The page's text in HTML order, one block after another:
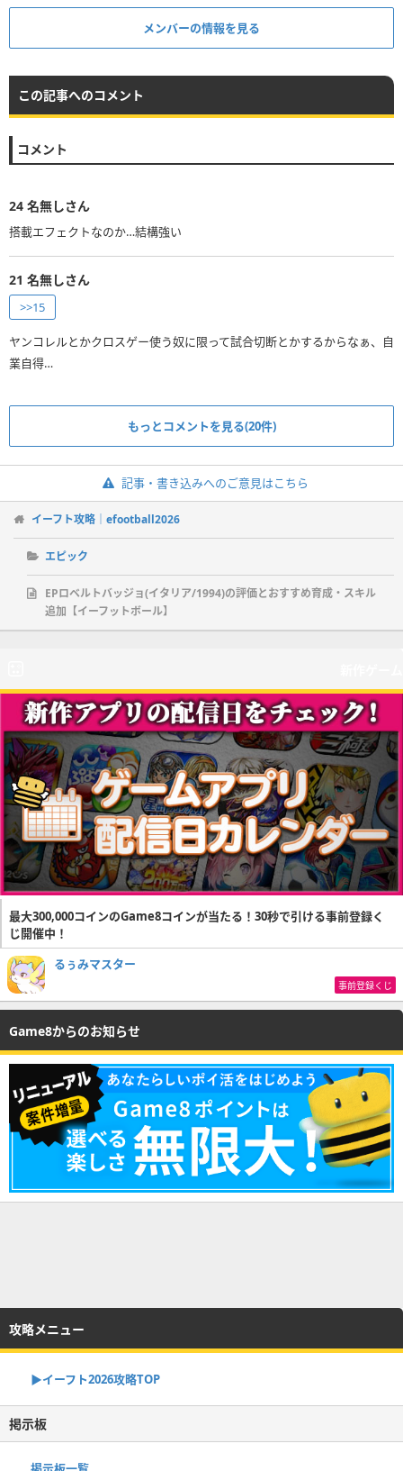
メンバーの情報を見る
この記事へのコメント
コメント
24 名無しさん
搭載エフェクトなのか…結構強い
21 名無しさん
>>15
ヤンコレルとかクロスゲー使う奴に限って試合切断とかするからなぁ、自
もっとコメントを見る(20件)
記事・書き込みへのご意見はこちら
イーフト攻略｜efootball2026
エピック
EPロベルトバッジョ(イタリア/1994)の評価とおすすめ育成・スキル
追加【イーフットボール】
最大300,000コインのGame8コインが当たる！30秒で引ける事前登録く
じ開催中！
るぅみマスター
事前登録くじ
Game8からのお知らせ
攻略メニュー
▶イーフト2026攻略TOP
掲示板